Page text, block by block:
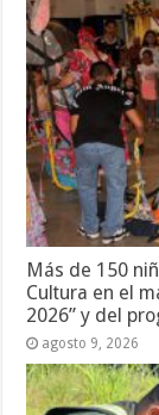
Más de 150
Cultura en el
2026” y del
agosto 9, 2026